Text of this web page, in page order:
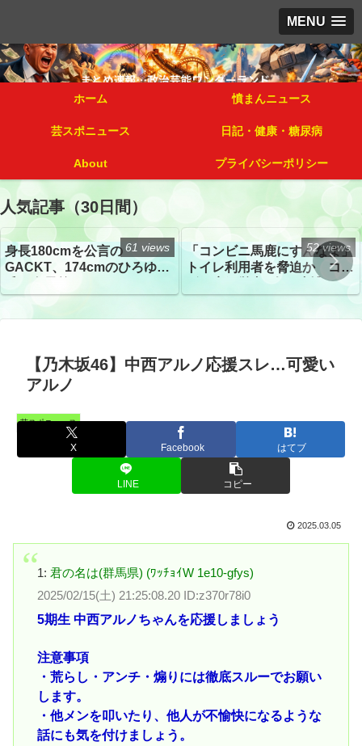
MENU
ホーム 憤まんニュース
芸スポニュース 日記・健康・糖尿病
About プライバシーポリシー
人気記事（30日間）
身長180cmを公言の
GACKT、174cmのひろゆき
トざわつき イベントでの写
真が話題
61 views
「コンビニ馬鹿にすんなよ」
トイレ利用者を脅迫か コン
52 views
【乃木坂46】中西アルノ応援スレ…可愛い
アルノ
芸スポニュース
X Facebook はてブ
LINE コピー
2025.03.05
1: 君の名は(群馬県) (ﾜｯﾁｮｲW 1e10-gfys)
2025/02/15(土) 21:25:08.20 ID:z370r78i0
5期生 中西アルノちゃんを応援しましょう
注意事項
・荒らし・アンチ・煽りには徹底スルーでお願い
します。
・他メンを叩いたり、他人が不愉快になるような
話にも気を付けましょう。